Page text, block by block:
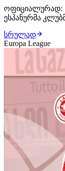
ოფიციალურად:
ესპანურმა
ხელშეკრულება
ქართველი
ტრანსფერზეც
სრულად
Europa League